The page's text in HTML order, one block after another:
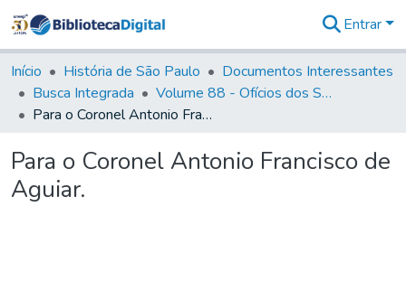
&
Coleções
Tudo na
Biblioteca
Estatísticas
Entrar
Início História de São Paulo
Documentos Interessantes
Busca Integrada
Volume 88 - Ofícios dos Senhores Governadores Interinos da Capitania de São Paulo (1817- 1819)
Para o Coronel Antonio Francisco de Aguiar.
Para o Coronel Antonio Francisco de
Aguiar.